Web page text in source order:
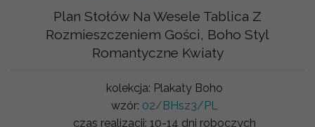
Plan Stołów Na Wesele Tablica Z
Rozmieszczeniem Gości, Boho Styl
Romantyczne Kwiaty
kolekcja: Plakaty Boho
wzór: 02/BHsz3/PL
czas realizacji: 10-14 dni roboczych